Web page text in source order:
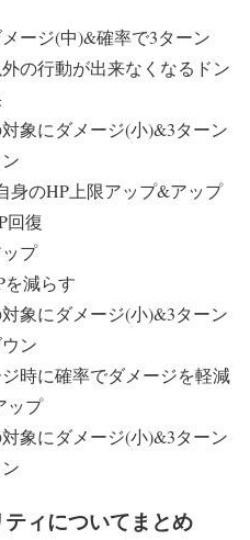
ージ(中)&確率で3ターン
の行動が出来なくなるドン
象にダメージ(小)&3ターン
身のHP上限アップ&アップ
回復
プ
を減らす
象にダメージ(小)&3ターン
ン
時に確率でダメージを軽減
ップ
象にダメージ(小)&3ターン
ィについてまとめ